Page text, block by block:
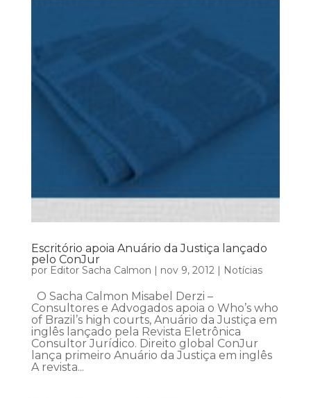
Escritório apoia Anuário da Justiça lançado
pelo ConJur
por Editor Sacha Calmon | nov 9, 2012| Notícias
O Sacha Calmon Misabel Derzi –
Consultores e Advogados apoia o Who’s who
of Brazil’s high courts, Anuário da Justiça em
inglês lançado pela Revista Eletrônica
Consultor Jurídico. Direito global ConJur
lança primeiro Anuário da Justiça em inglês
A revista...